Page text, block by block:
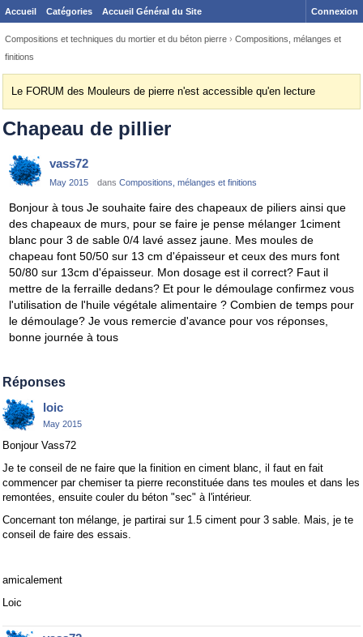
Accueil Catégories Accueil Général du Site Connexion
Compositions et techniques du mortier et du béton pierre › Compositions, mélanges et
finitions
Le FORUM des Mouleurs de pierre n'est accessible qu'en lecture
Chapeau de pillier
vass72
May 2015 dans Compositions, mélanges et finitions
Bonjour à tous Je souhaite faire des chapeaux de piliers ainsi que
des chapeaux de murs, pour se faire je pense mélanger 1ciment
blanc pour 3 de sable 0/4 lavé assez jaune. Mes moules de
chapeau font 50/50 sur 13 cm d'épaisseur et ceux des murs font
50/80 sur 13cm d'épaisseur. Mon dosage est il correct? Faut il
mettre de la ferraille dedans? Et pour le démoulage confirmez vous
l'utilisation de l'huile végétale alimentaire ? Combien de temps pour
le démoulage? Je vous remercie d'avance pour vos réponses,
bonne journée à tous
Réponses
loic
May 2015
Bonjour Vass72
Je te conseil de ne faire que la finition en ciment blanc, il faut en fait
commencer par chemiser ta pierre reconstituée dans tes moules et dans les
remontées, ensuite couler du béton "sec" à l'intérieur.
Concernant ton mélange, je partirai sur 1.5 ciment pour 3 sable. Mais, je te
conseil de faire des essais.
amicalement
Loic